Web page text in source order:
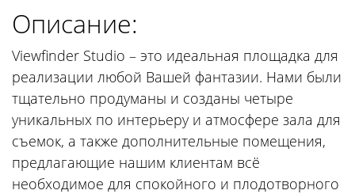
Описание:
Viewfinder Studio – это идеальная площадка для
реализации любой Вашей фантазии. Нами были
тщательно продуманы и созданы четыре
уникальных по интерьеру и атмосфере зала для
съемок, а также дополнительные помещения,
предлагающие нашим клиентам всё
необходимое для спокойного и плодотворного